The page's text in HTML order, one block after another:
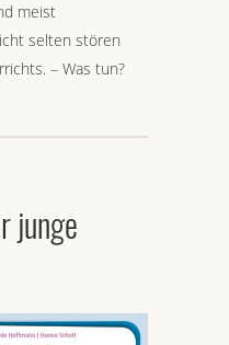
meist
selten stören
– Was tun?
junge